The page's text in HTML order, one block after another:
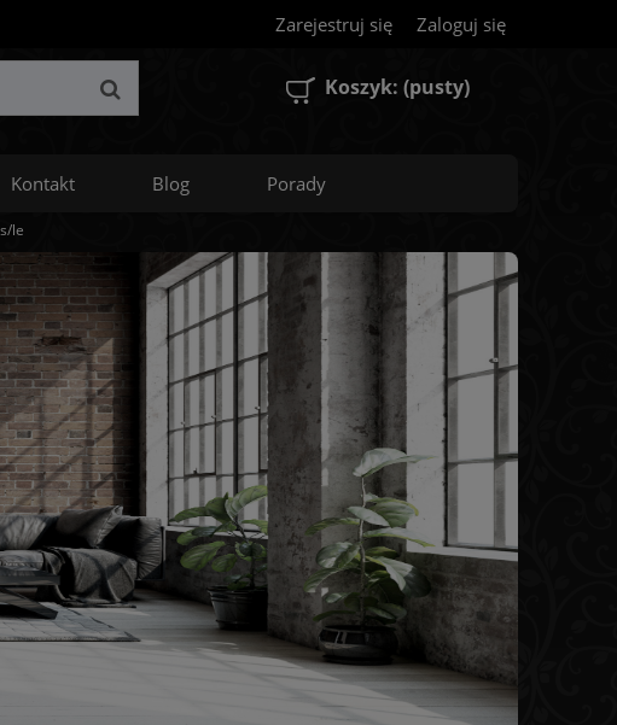
Zarejestruj się Zaloguj się
Koszyk: (pusty)
Kontakt Blog Porady
le